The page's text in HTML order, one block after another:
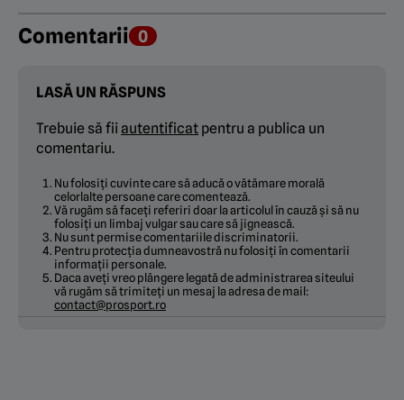
Comentarii 0
LASĂ UN RĂSPUNS
Trebuie să fii autentificat pentru a publica un
comentariu.
Nu folosiți cuvinte care să aducă o vătămare morală
celorlalte persoane care comentează.
Vă rugăm să faceți referiri doar la articolul în cauză și să nu
folosiți un limbaj vulgar sau care să jignească.
Nu sunt permise comentariile discriminatorii.
Pentru protecția dumneavostră nu folosiți în comentarii
informații personale.
Daca aveți vreo plângere legată de administrarea siteului
vă rugăm să trimiteți un mesaj la adresa de mail:
contact@prosport.ro